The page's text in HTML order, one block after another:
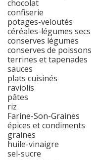
chocolat
confiserie
potages-veloutés
céréales-légumes secs
conserves légumes
conserves de poissons
terrines et tapenades
sauces
plats cuisinés
raviolis
pâtes
riz
Farine-Son-Graines
épices et condiments
graines
huile-vinaigre
sel-sucre